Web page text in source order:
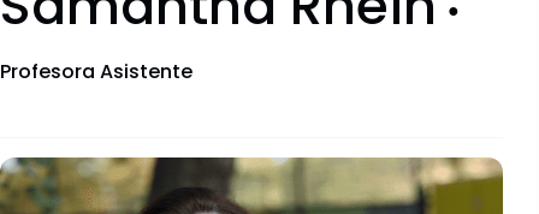
Comités Institucionales
●
Profesora Asistente